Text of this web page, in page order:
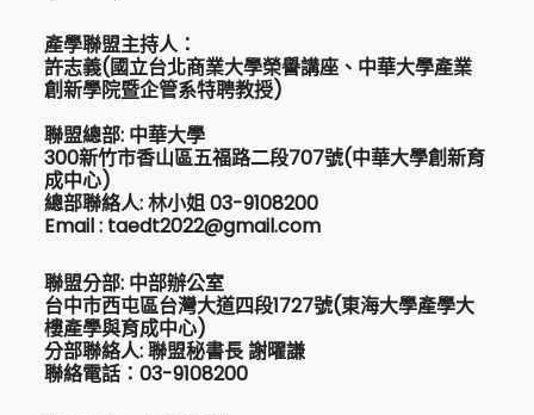
產學聯盟主持人：
許志義(國立台北商業大學榮譽講座、中華大學產業
創新學院暨企管系特聘教授)
聯盟總部: 中華大學
300新竹市香山區五福路二段707號(中華大學創新育
成中心)
總部聯絡人: 林小姐 03-9108200
Email : taedt2022@gmail.com
聯盟分部: 中部辦公室
台中市西屯區台灣大道四段1727號(東海大學產學大
樓產學與育成中心)
分部聯絡人: 聯盟秘書長 謝曜謙
聯絡電話：03-9108200